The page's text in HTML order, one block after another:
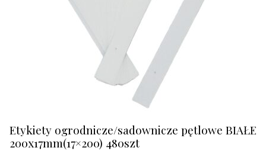
Etykiety ogrodnicze/sadownicze pętlowe BIAŁE
200x17mm(17×200) 480szt